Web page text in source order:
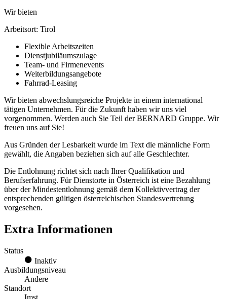
Wir bieten
Arbeitsort: Tirol
Flexible Arbeitszeiten
Dienstjubiläumszulage
Team- und Firmenevents
Weiterbildungsangebote
Fahrrad-Leasing
Wir bieten abwechslungsreiche Projekte in einem international
tätigen Unternehmen. Für die Zukunft haben wir uns viel
vorgenommen. Werden auch Sie Teil der BERNARD Gruppe. Wir
freuen uns auf Sie!
Aus Gründen der Lesbarkeit wurde im Text die männliche Form
gewählt, die Angaben beziehen sich auf alle Geschlechter.
Die Entlohnung richtet sich nach Ihrer Qualifikation und
Berufserfahrung. Für Dienstorte in Österreich ist eine Bezahlung
über der Mindestentlohnung gemäß dem Kollektivvertrag der
entsprechenden gültigen österreichischen Standesvertretung
vorgesehen.
Extra Informationen
Status
Inaktiv
Ausbildungsniveau
Andere
Standort
Imst